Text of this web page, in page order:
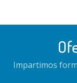
Impartimos